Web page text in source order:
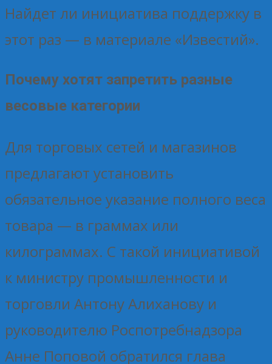
Найдет ли инициатива поддержку в
этот раз — в материале «Известий».
Почему хотят запретить разные
весовые категории
Для торговых сетей и магазинов
предлагают установить
обязательное указание полного веса
товара — в граммах или
килограммах. С такой инициативой
к министру промышленности и
торговли Антону Алиханову и
руководителю Роспотребнадзора
Анне Поповой обратился глава